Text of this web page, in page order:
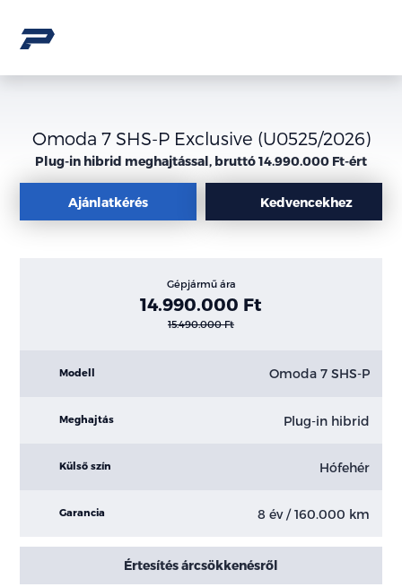
Omoda 7 SHS-P Exclusive (U0525/2026)
Plug-in hibrid meghajtással, bruttó 14.990.000 Ft-ért
Ajánlatkérés Kedvencekhez
Gépjármű ára
14.990.000 Ft
15.490.000 Ft
Modell Omoda 7 SHS-P
Meghajtás Plug-in hibrid
Külső szín Hófehér
Garancia 8 év / 160.000 km
Értesítés árcsökkenésről